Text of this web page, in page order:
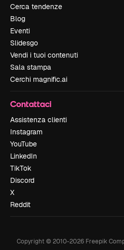
Cerca tendenze
Blog
Eventi
Slidesgo
Vendi i tuoi contenuti
Sala stampa
Cerchi magnific.ai
Contattaci
Assistenza clienti
Instagram
YouTube
LinkedIn
TikTok
Discord
X
Reddit
Copyright © 2010-2026Freepik